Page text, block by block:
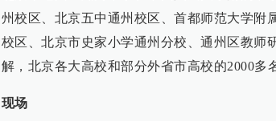
州校区、北京五中通州校区、首都师范大学附
校区、北京市史家小学通州分校、通州区教师
解，北京各大高校和部分外省市高校的2000多
现场